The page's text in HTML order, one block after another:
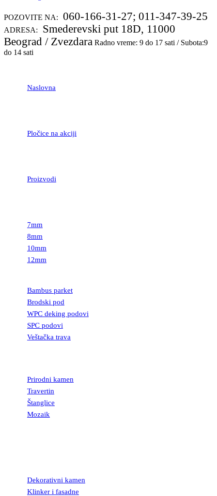
POZOVITE NA: 060-166-31-27; 011-347-39-25
ADRESA:
Smederevski put 18D, 11000
Beograd / Zvezdara Radno vreme: 9 do 17 sati / Subota:9
do 14 sati
Naslovna
Pločice na akciji
Proizvodi
7mm
8mm
10mm
12mm
Bambus parket
Brodski pod
WPC deking podovi
SPC podovi
Veštačka trava
Prirodni kamen
Travertin
Štanglice
Mozaik
Dekorativni kamen
Klinker i fasadne